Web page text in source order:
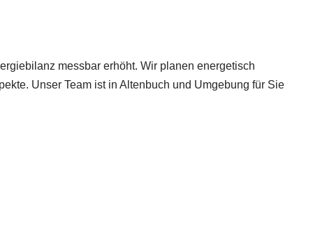
messbar erhöht. Wir planen energetisch
Unser Team ist in Altenbuch und Umgebung für Sie